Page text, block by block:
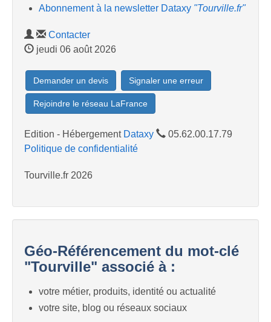
Abonnement à la newsletter Dataxy "Tourville.fr"
Contacter
jeudi 06 août 2026
Demander un devis Signaler une erreur
Rejoindre le réseau LaFrance
Edition - Hébergement Dataxy
05.62.00.17.79
Politique de confidentialité
Tourville.fr 2026
Géo-Référencement du mot-clé
"Tourville" associé à :
votre métier, produits, identité ou actualité
votre site, blog ou réseaux sociaux